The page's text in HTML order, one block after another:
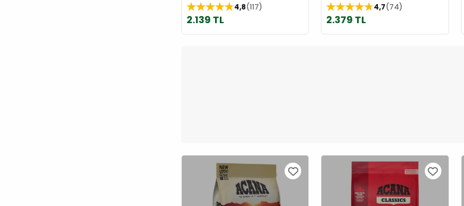
4,8 117
2.139 TL
4,7 74
2.379 TL